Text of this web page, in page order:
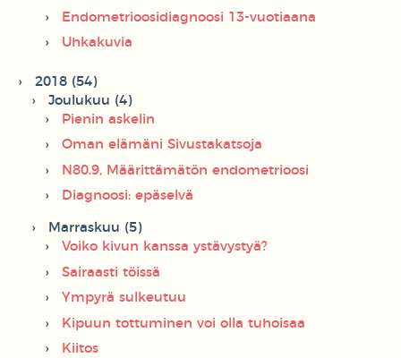
Endometrioosidiagnoosi 13-vuotiaana
Uhkakuvia
2018 (54)
Joulukuu (4)
Pienin askelin
Oman elämäni Sivustakatsoja
N80.9, Määrittämätön endometrioosi
Diagnoosi: epäselvä
Marraskuu (5)
Voiko kivun kanssa ystävystyä?
Sairaasti töissä
Ympyrä sulkeutuu
Kipuun tottuminen voi olla tuhoisaa
Kiitos